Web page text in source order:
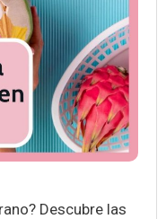
Descubre las